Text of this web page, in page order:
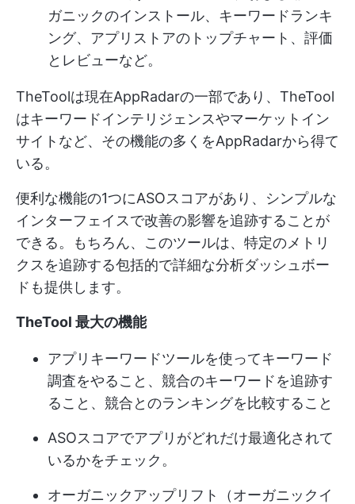
ガニックのインストール、キーワードランキ
ング、アプリストアのトップチャート、評価
とレビューなど。
TheToolは現在AppRadarの一部であり、TheTool
はキーワードインテリジェンスやマーケットイン
サイトなど、その機能の多くをAppRadarから得て
いる。
便利な機能の1つにASOスコアがあり、シンプルな
インターフェイスで改善の影響を追跡することが
できる。もちろん、このツールは、特定のメトリ
クスを追跡する包括的で詳細な分析ダッシュボー
ドも提供します。
TheTool 最大の機能
アプリキーワードツールを使ってキーワード
調査をやること、競合のキーワードを追跡す
ること、競合とのランキングを比較すること
ASOスコアでアプリがどれだけ最適化されて
いるかをチェック。
オーガニックアップリフト（オーガニックイ